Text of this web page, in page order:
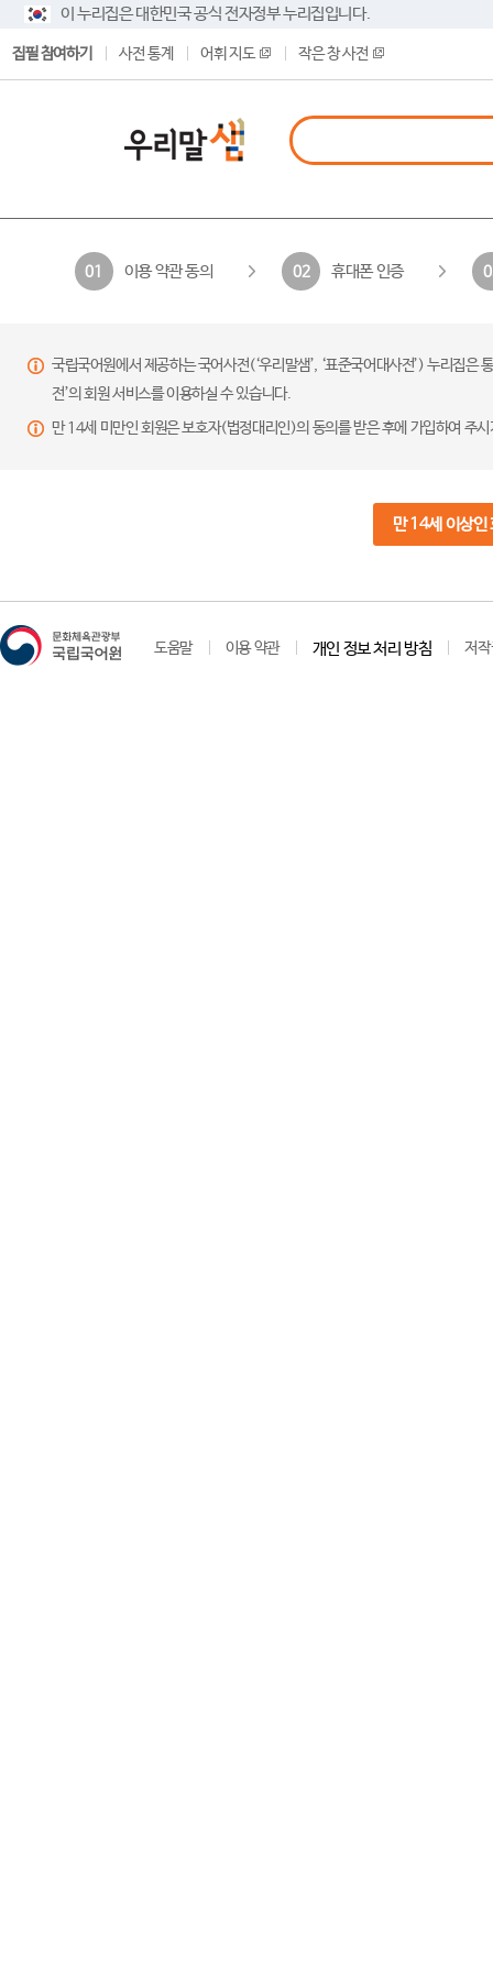
이 누리집은 대한민국 공식 전자정부 누리집입니다.
집필 참여하기 사전 통계 어휘 지도 작은 창 사전
01 이용 약관 동의 02 휴대폰 인증
국립국어원에서 제공하는 국어사전(‘우리말샘’, ‘표준국어대사전’) 누리집
전’의 회원 서비스를 이용하실 수 있습니다.
만 14세 미만인 회원은 보호자(법정대리인)의 동의를 받은 후에 가입하여 주
만 14세 이상인
도움말 이용 약관 개인 정보 처리 방침 저